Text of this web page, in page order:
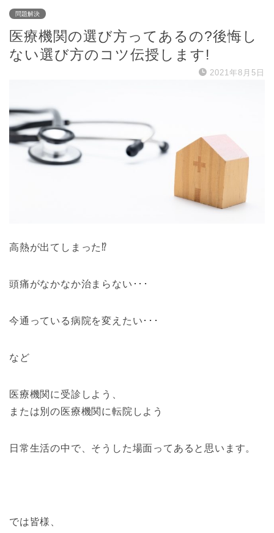
問題解決
医療機関の選び方ってあるの?後悔し
ない選び方のコツ伝授します!
2021年8月5日
高熱が出てしまった⁉
頭痛がなかなか治まらない･･･
今通っている病院を変えたい･･･
など
医療機関に受診しよう、
または別の医療機関に転院しよう
日常生活の中で、そうした場面ってあると思います。
では皆様、